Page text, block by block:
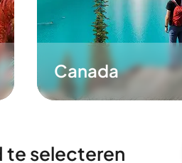
Canada
te selecteren